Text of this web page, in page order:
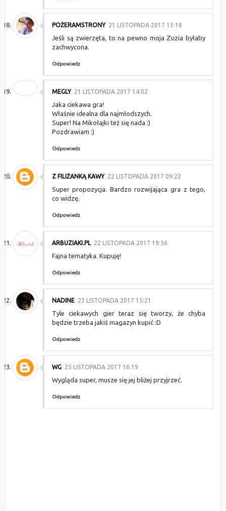
POŻERAMSTRONY 21 LISTOPADA 2017 13:18
Jeśli są zwierzęta, to na pewno moja Zuzia byłaby
zachwycona.
Odpowiedz
MEGLY 21 LISTOPADA 2017 14:02
Jaka ciekawa gra!
Właśnie idealna dla najmłodszych.
Super! Na Mikołajki też się nada :)
Pozdrawiam :)
Odpowiedz
Z FILIŻANKĄ KAWY 22 LISTOPADA 2017 09:22
Super propozycja. Bardzo rozwijająca gra z tego,
co widzę.
Odpowiedz
ARBUZIAKI.PL 22 LISTOPADA 2017 19:56
Fajna tematyka. Kupuję!
Odpowiedz
NADINE 23 LISTOPADA 2017 15:21
Tyle ciekawych gier teraz się tworzy, że chyba
będzie trzeba jakiś magazyn kupić :D
Odpowiedz
WG 25 LISTOPADA 2017 16:19
Wygląda super, musze się jej bliżej przyjrzeć.
Odpowiedz